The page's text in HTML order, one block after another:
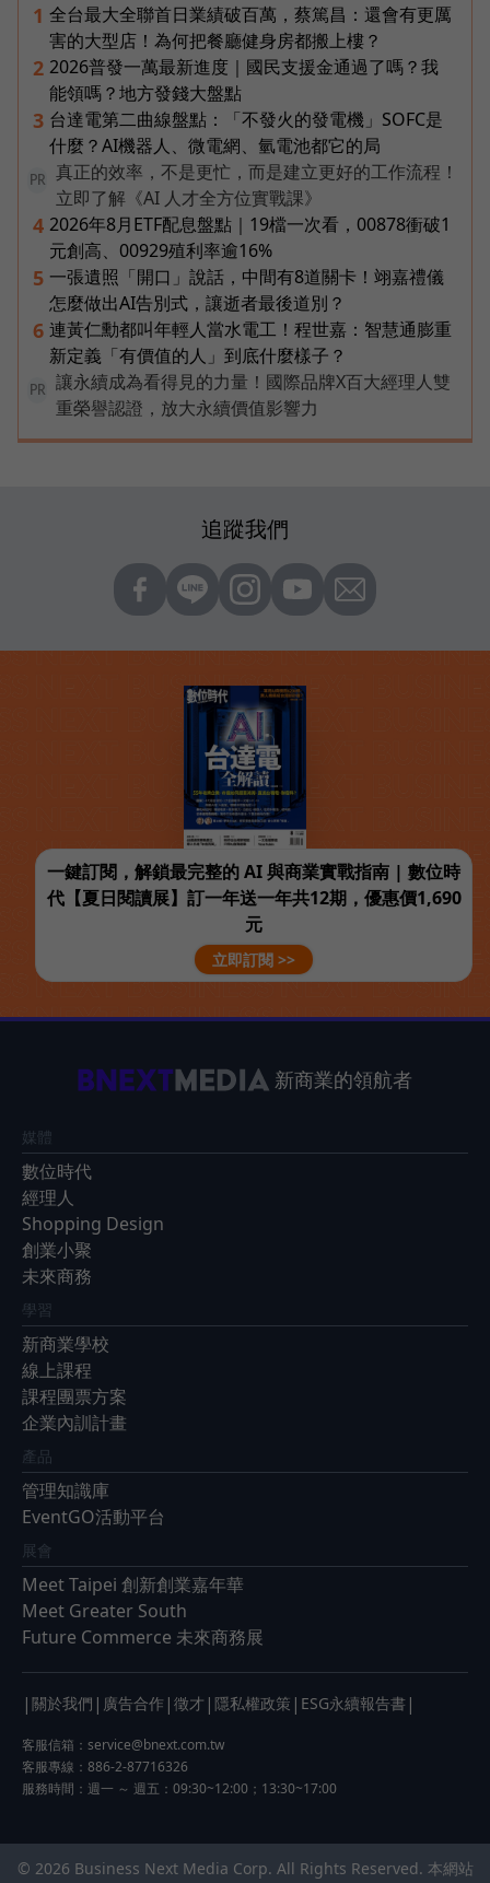
1 全台最大全聯首日業績破百萬，蔡篤昌：還會有更厲
害的大型店！為何把餐廳健身房都搬上樓？
2 2026普發一萬最新進度｜國民支援金通過了嗎？我
能領嗎？地方發錢大盤點
3 台達電第二曲線盤點：「不發火的發電機」SOFC是
什麼？AI機器人、微電網、氫電池都它的局
PR
真正的效率，不是更忙，而是建立更好的工作流程！
立即了解《AI 人才全方位實戰課》
4 2026年8月ETF配息盤點｜19檔一次看，00878衝破1
元創高、00929殖利率逾16%
5 一張遺照「開口」說話，中間有8道關卡！翊嘉禮儀
怎麼做出AI告別式，讓逝者最後道別？
6 連黃仁勳都叫年輕人當水電工！程世嘉：智慧通膨重
新定義「有價值的人」到底什麼樣子？
PR
讓永續成為看得見的力量！國際品牌X百大經理人雙
重榮譽認證，放大永續價值影響力
追蹤我們
一鍵訂閱，解鎖最完整的 AI 與商業實戰指南 | 數位時
代【夏日閱讀展】訂一年送一年共12期，優惠價1,690
元
立即訂閱 >>
新商業的領航者
媒體
數位時代
經理人
Shopping Design
創業小聚
未來商務
學習
新商業學校
線上課程
課程團票方案
企業內訓計畫
產品
管理知識庫
EventGO活動平台
展會
Meet Taipei 創新創業嘉年華
Meet Greater South
Future Commerce 未來商務展
| 關於我們 | 廣告合作 | 徵才 | 隱私權政策 | ESG永續報告書 |
客服信箱： service@bnext.com.tw
客服專線：886-2-87716326
服務時間：週一 ～ 週五：09:30~12:00；13:30~17:00
© 2026 Business Next Media Corp. All Rights Reserved. 本網站